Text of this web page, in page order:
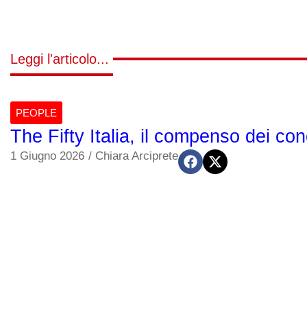
Leggi l'articolo...
PEOPLE
The Fifty Italia, il compenso dei
1 Giugno 2026 / Chiara Arciprete